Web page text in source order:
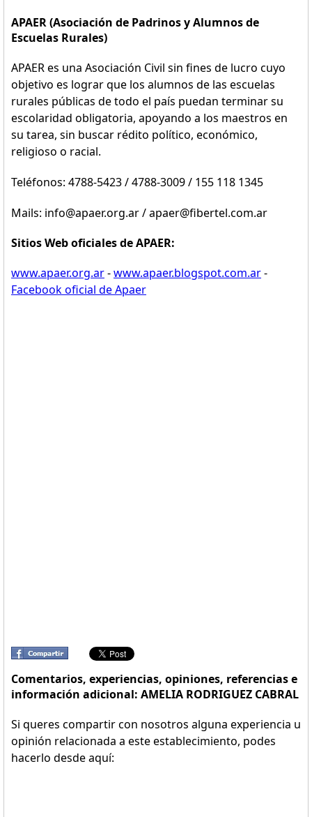
APAER (Asociación de Padrinos y Alumnos de
Escuelas Rurales)
APAER es una Asociación Civil sin fines de lucro cuyo
objetivo es lograr que los alumnos de las escuelas
rurales públicas de todo el país puedan terminar su
escolaridad obligatoria, apoyando a los maestros en
su tarea, sin buscar rédito político, económico,
religioso o racial.
Teléfonos: 4788-5423 / 4788-3009 / 155 118 1345
Mails: info@apaer.org.ar / apaer@fibertel.com.ar
Sitios Web oficiales de APAER:
www.apaer.org.ar-www.apaer.blogspot.com.ar-
Facebook oficial de Apaer
Comentarios, experiencias, opiniones, referencias e
información adicional: AMELIA RODRIGUEZ CABRAL
Si queres compartir con nosotros alguna experiencia u
opinión relacionada a este establecimiento, podes
hacerlo desde aquí: